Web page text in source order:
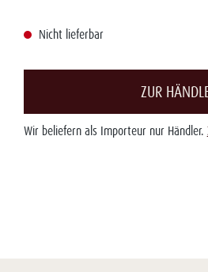
Nicht lieferbar
ZUR
Wir beliefern als Importeur nur Händler.